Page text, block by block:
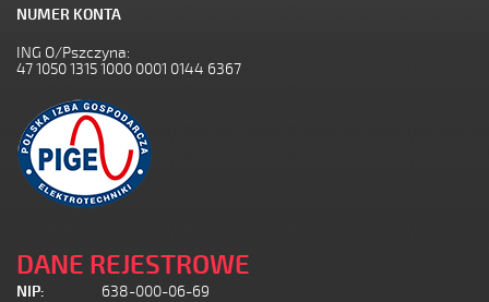
NUMER KONTA
ING O/Pszczyna:
47 1050 1315 1000 0001 0144 6367
DANE REJESTROWE
NIP:
638-000-06-69